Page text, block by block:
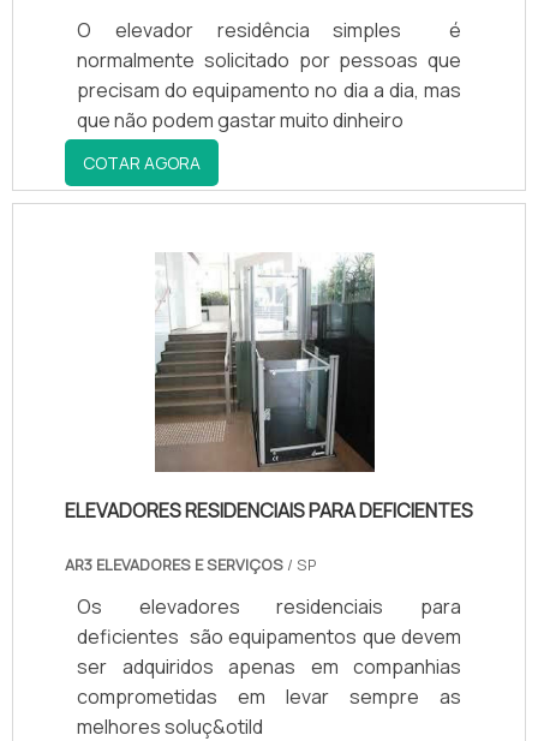
O elevador residência simples é
normalmente solicitado por pessoas que
precisam do equipamento no dia a dia, mas
que não podem gastar muito dinheiro
COTAR AGORA
ELEVADORES RESIDENCIAIS PARA DEFICIENTES
AR3 ELEVADORES E SERVIÇOS / SP
Os elevadores residenciais para
deficientes são equipamentos que devem
ser adquiridos apenas em companhias
comprometidas em levar sempre as
melhores soluç&otild